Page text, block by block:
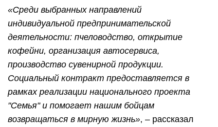
«Среди выбранных направлений
индивидуальной предпринимательской
деятельности: пчеловодство, открытие
кофейни, организация автосервиса,
производство сувенирной продукции.
Социальный контракт предоставляется в
рамках реализации национального проекта
"Семья" и помогает нашим бойцам
возвращаться в мирную жизнь», – рассказал